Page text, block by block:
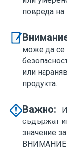
повреда на
може да се
или
продукта.
Важно:
съдържат
значение
ВНИМАНИЕ